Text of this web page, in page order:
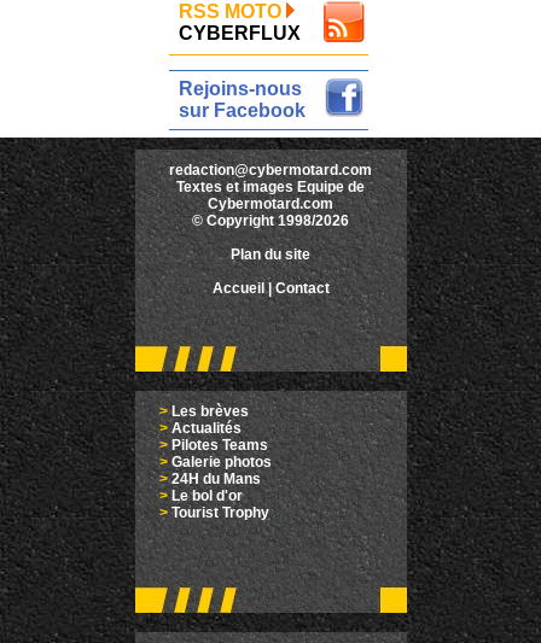
RSS MOTO
CYBERFLUX
Rejoins-nous
sur Facebook
redaction@cybermotard.com
Textes et images Equipe de
Cybermotard.com
© Copyright 1998/2026
Plan du site
Accueil |Contact
>Les brèves
> Actualités
> Pilotes Teams
>Galerie photos
>24H du Mans
>Le bol d'or
> Tourist Trophy